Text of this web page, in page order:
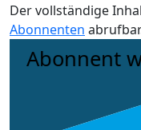
Der vollständige
Abonnenten
Abonnent